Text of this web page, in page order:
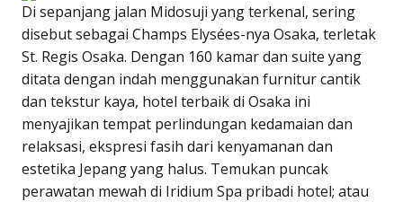
Di sepanjang jalan Midosuji yang terkenal, sering
disebut sebagai Champs Elysées-nya Osaka, terletak
St. Regis Osaka. Dengan 160 kamar dan suite yang
ditata dengan indah menggunakan furnitur cantik
dan tekstur kaya, hotel terbaik di Osaka ini
menyajikan tempat perlindungan kedamaian dan
relaksasi, ekspresi fasih dari kenyamanan dan
estetika Jepang yang halus. Temukan puncak
perawatan mewah di Iridium Spa pribadi hotel; atau